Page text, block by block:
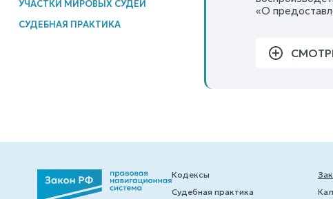
УЧАСТКИ МИРОВЫХ СУДЕЙ
СУДЕБНАЯ ПРАКТИКА
«О
Кодексы
Судебная практика